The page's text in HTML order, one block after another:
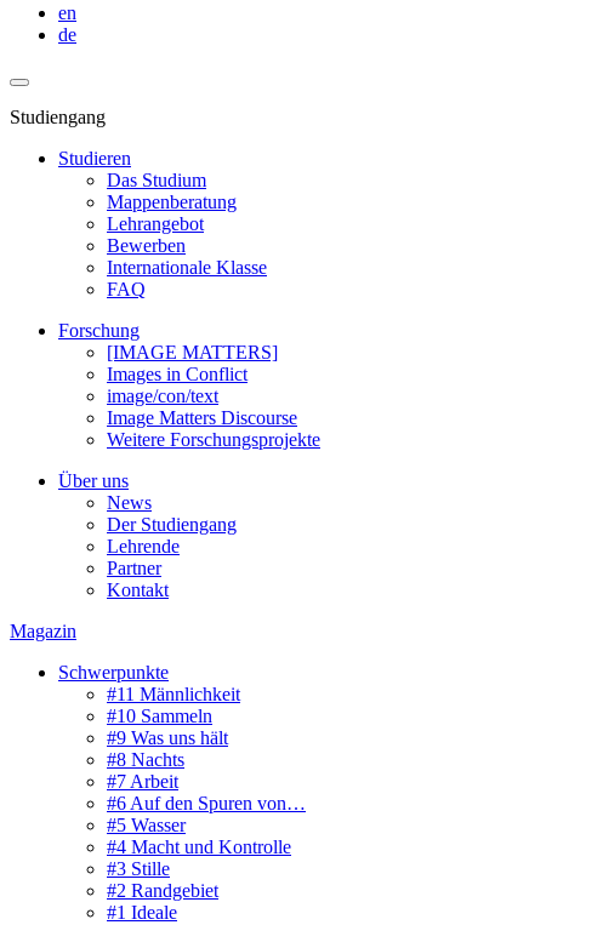
en
de
Studiengang
Studieren
Das Studium
Mappenberatung
Lehrangebot
Bewerben
Internationale Klasse
FAQ
Forschung
[IMAGE MATTERS]
Images in Conflict
image/con/text
Image Matters Discourse
Weitere Forschungsprojekte
Über uns
News
Der Studiengang
Lehrende
Partner
Kontakt
Magazin
Schwerpunkte
#11 Männlichkeit
#10 Sammeln
#9 Was uns hält
#8 Nachts
#7 Arbeit
#6 Auf den Spuren von…
#5 Wasser
#4 Macht und Kontrolle
#3 Stille
#2 Randgebiet
#1 Ideale